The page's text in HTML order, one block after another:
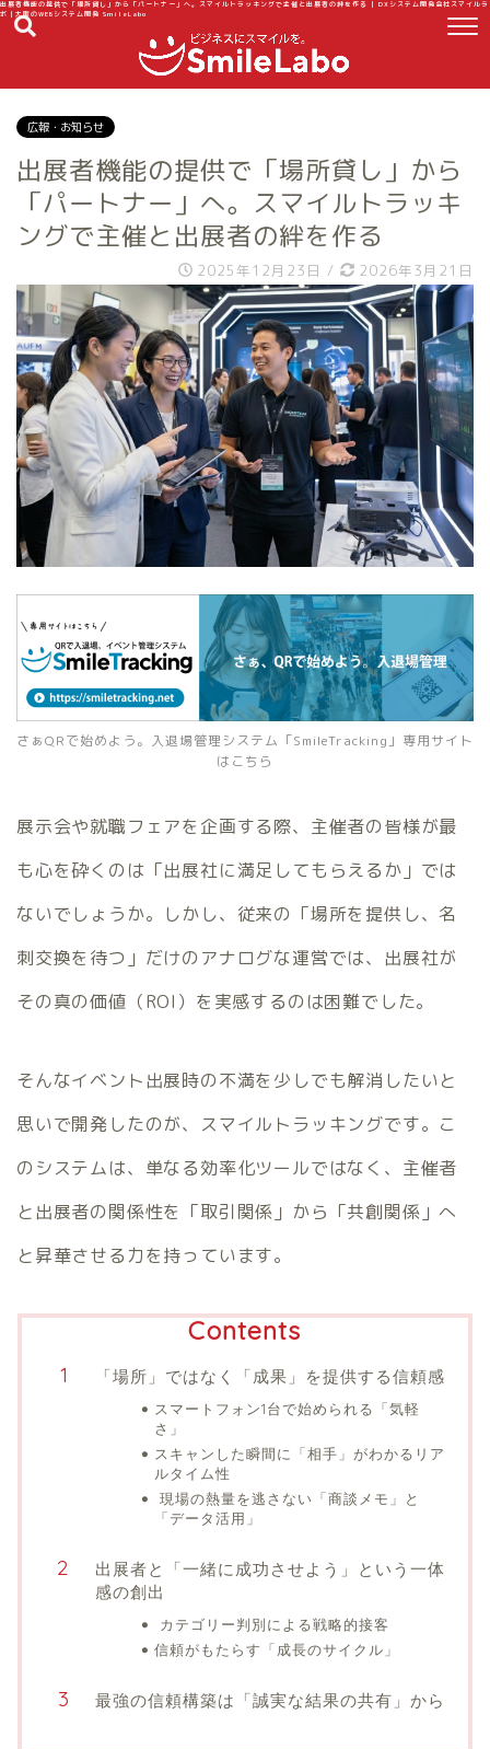
出展者機能の提供で「場所貸し」から「パートナー」へ。スマイルトラッキングで主催と出展者の絆を作る | DXシステム開発会社スマイルラ
ボ｜大阪のWEBシステム開発 SmileLabo
広報・お知らせ
出展者機能の提供で「場所貸し」から
「パートナー」へ。スマイルトラッキ
ングで主催と出展者の絆を作る
2025年12月23日 / 2026年3月21日
さぁQRで始めよう。入退場管理システム「SmileTracking」専用サイト
はこちら
展示会や就職フェアを企画する際、主催者の皆様が最
も心を砕くのは「出展社に満足してもらえるか」では
ないでしょうか。しかし、従来の「場所を提供し、名
刺交換を待つ」だけのアナログな運営では、出展社が
その真の価値（ROI）を実感するのは困難でした。
そんなイベント出展時の不満を少しでも解消したいと
思いで開発したのが、スマイルトラッキングです。こ
のシステムは、単なる効率化ツールではなく、主催者
と出展者の関係性を「取引関係」から「共創関係」へ
と昇華させる力を持っています。
Contents
「場所」ではなく「成果」を提供する信頼感
スマートフォン1台で始められる「気軽
さ」
スキャンした瞬間に「相手」がわかるリア
ルタイム性
現場の熱量を逃さない「商談メモ」と
「データ活用」
出展者と「一緒に成功させよう」という一体
感の創出
カテゴリー判別による戦略的接客
信頼がもたらす「成長のサイクル」
最強の信頼構築は「誠実な結果の共有」から